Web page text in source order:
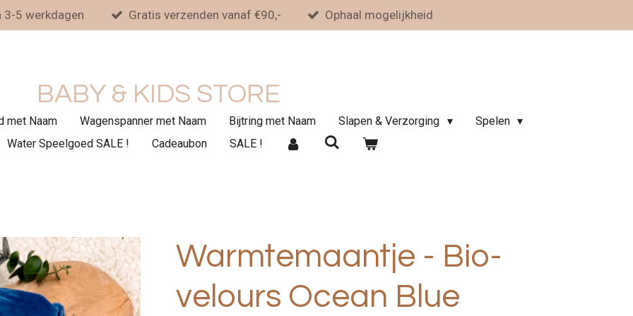
3-5 werkdagen Gratis verzenden vanaf €90,- Ophaal mogelijkheid
BABY & KIDS STORE
met Naam Wagenspanner met Naam Bijtring met Naam Slapen & Verzorging
Spelen
Water Speelgoed SALE ! Cadeaubon SALE !
Warmtemaantje - Bio-
velours Ocean Blue